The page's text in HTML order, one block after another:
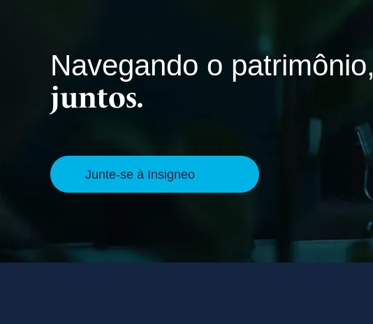
Navegando o patrimônio,
juntos.
Junte-se à Insigneo